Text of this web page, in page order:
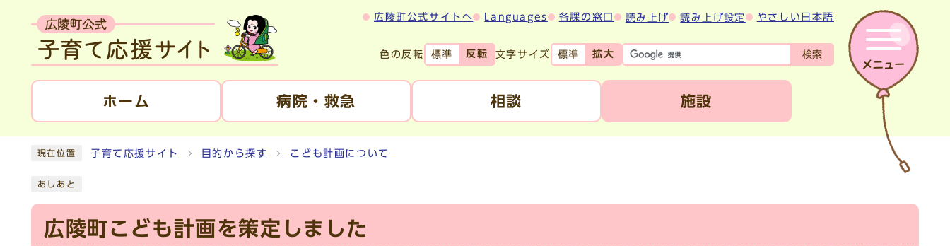
広陵町公式サイトへ Languages 各課の窓口 読み上げ 読み上げ設定 やさしい日本語
色の反転 標準 反転 文字サイズ 標準 拡大 検索
ホーム 病院・救急 相談 施設
現在位置 子育て応援サイト 目的から探す こども計画について
あしあと
広陵町こども計画を策定しました